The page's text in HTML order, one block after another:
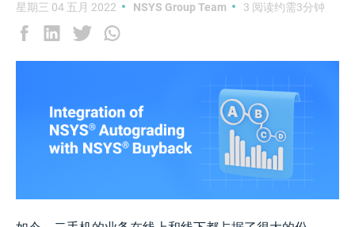
星期三 04 五月 2022 NSYS Group Team 3 阅读约需3分钟